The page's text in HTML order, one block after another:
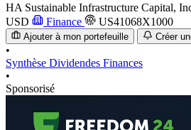
HA Sustainable Infrastructure Capital,
USD
Finance US41068X1000
Ajouter à mon portefeuille Créer
•
Synthèse Dividendes Finances
•
Sponsorisé